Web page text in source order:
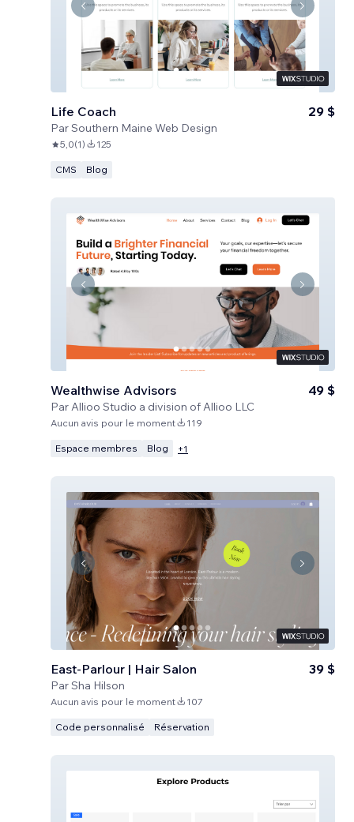
Life Coach
ParSouthern Maine Web Design
29 $
5,0(1) 125
CMS Blog
Wealthwise Advisors
ParAllioo Studio a division of Allioo LLC
49 $
Aucun avis pour le moment 119
Espace membres Blog +1
East-Parlour | Hair Salon
ParSha Hilson
39 $
Aucun avis pour le moment 107
Code personnalisé Réservation